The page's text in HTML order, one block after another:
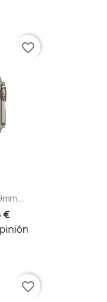
€
favorite_border
favorite_border